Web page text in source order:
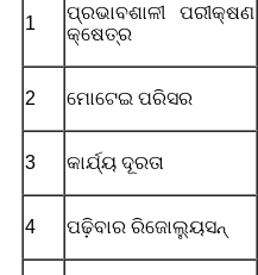
1
ପ୍ରଭାବଶାଳୀ ପରୀକ୍ଷଣ
କ୍ଷେତ୍ର
2 ମୋଟେଇ ପରିସର
3 କାର୍ଯ୍ୟ ଦୂରତା
4 ପଢ଼ିବାର ରିଜୋଲ୍ୟୁସନ୍